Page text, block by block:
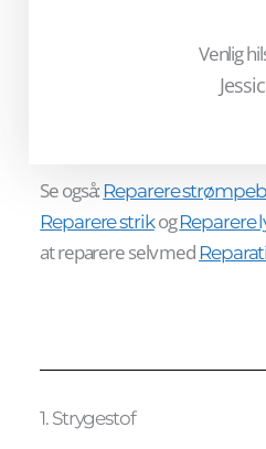
Venlig
Se også: Reparere
Reparere strikogReparere
at reparere selv med
1. Strygestof